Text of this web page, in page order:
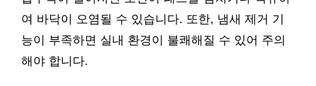
여 바닥이 오염될 수 있습니다. 또한, 냄새 제거 기
능이 부족하면 실내 환경이 불쾌해질 수 있어 주의
해야 합니다.